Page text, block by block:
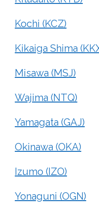
Kochi (KCZ)
Kikaiga Shima
Misawa (MSJ)
Wajima (NTQ)
Yamagata (GAJ)
Okinawa (OKA)
Izumo (IZO)
Yonaguni (OGN)